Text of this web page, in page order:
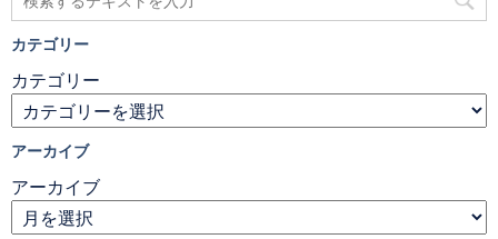
カテゴリー
カテゴリー
アーカイブ
アーカイブ